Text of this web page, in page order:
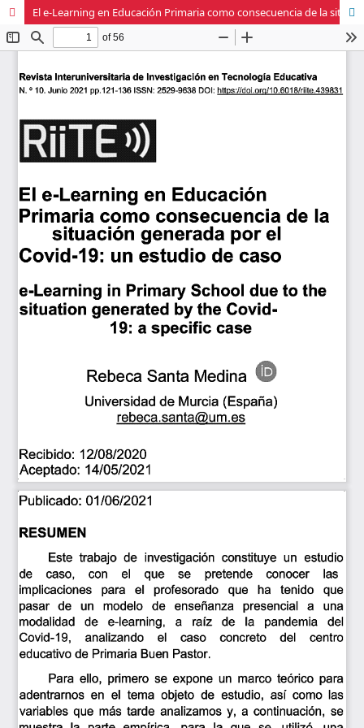
El e-Learning en Educación Primaria como consecuencia de la situación generada por el Covid-19: un estudio de caso